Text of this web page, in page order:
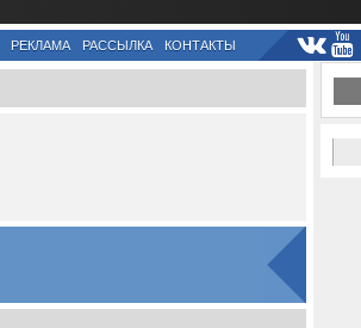
РЕКЛАМА РАССЫЛКА КОНТАКТЫ